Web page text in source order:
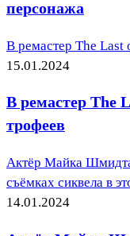
персонажа
В ремастер The Last
15.01.2024
В ремастер The
трофеев
Актёр Майка
съёмках сиквела в
14.01.2024